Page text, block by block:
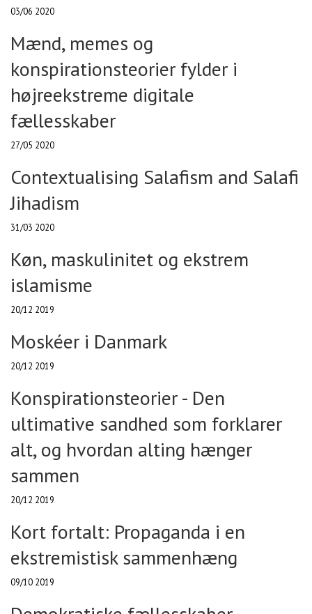
03/06 2020
Mænd, memes og
konspirationsteorier fylder i
højreekstreme digitale
fællesskaber
27/05 2020
Contextualising Salafism and Salafi
Jihadism
31/03 2020
Køn, maskulinitet og ekstrem
islamisme
20/12 2019
Moskéer i Danmark
20/12 2019
Konspirationsteorier - Den
ultimative sandhed som forklarer
alt, og hvordan alting hænger
sammen
20/12 2019
Kort fortalt: Propaganda i en
ekstremistisk sammenhæng
09/10 2019